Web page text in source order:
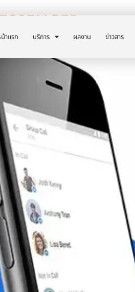
าแรก บริการ ผลงาน ข่าวสาร